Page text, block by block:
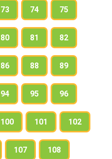
73 74 75
80 81 82
86 88 89
94 95 96
100 101 102
107 108